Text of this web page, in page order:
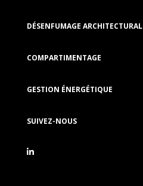
DÉSENFUMAGE ARCHITECTURAL
COMPARTIMENTAGE
GESTION ÉNERGÉTIQUE
SUIVEZ-NOUS